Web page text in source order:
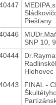
Piešťany
SNP 10,
Hlohovec
FINAL -